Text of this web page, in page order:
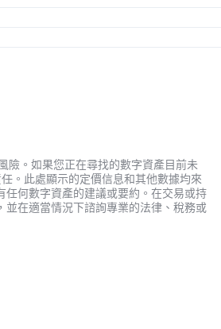
險。如果您正在尋找的數字資產目前未
。此處顯示的定價信息和其他數據均來
任何數字資產的建議或要約。在交易或持
在適當情況下諮詢專業的法律、稅務或